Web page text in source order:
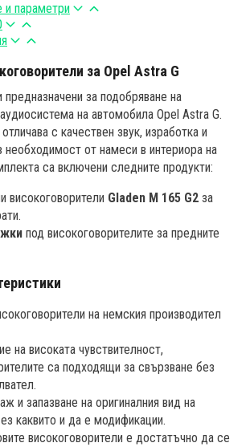
и параметри
за Opel Astra G
предназначени за подобряване на
на автомобила Opel Astra G.
с качествен звук, изработка и
от намеси в интериора на
са включени следните продукти:
високоговорители Gladen M 165 G2 за
под високоговорителите за предните
на немския производител
на високата чувствителност,
са подходящи за свързване без
и запазване на оригиналния вид на
каквито и да е модификации.
високоговорители е достатъчно да се